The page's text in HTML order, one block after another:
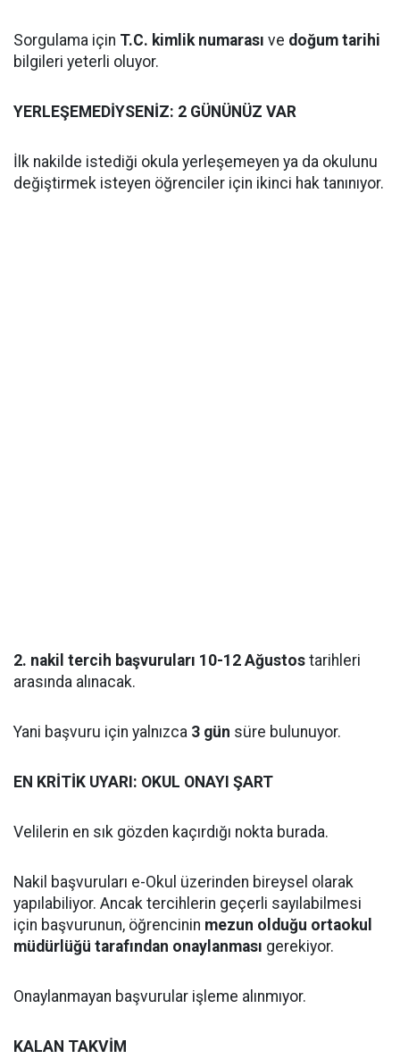
Sorgulama için T.C. kimlik numarası ve doğum tarihi
bilgileri yeterli oluyor.
YERLEŞEMEDİYSENİZ: 2 GÜNÜNÜZ VAR
İlk nakilde istediği okula yerleşemeyen ya da okulunu
değiştirmek isteyen öğrenciler için ikinci hak tanınıyor.
2. nakil tercih başvuruları 10-12 Ağustos tarihleri
arasında alınacak.
Yani başvuru için yalnızca 3 gün süre bulunuyor.
EN KRİTİK UYARI: OKUL ONAYI ŞART
Velilerin en sık gözden kaçırdığı nokta burada.
Nakil başvuruları e-Okul üzerinden bireysel olarak
yapılabiliyor. Ancak tercihlerin geçerli sayılabilmesi
için başvurunun, öğrencinin mezun olduğu ortaokul
müdürlüğü tarafından onaylanması gerekiyor.
Onaylanmayan başvurular işleme alınmıyor.
KALAN TAKVİM